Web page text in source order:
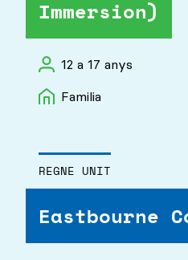
Familia, Residència
Cabanes
Acadèmic
Esports
Young Adults
Música
Zoología
Oci
Immersion)
12 a 17 anys
Familia
REGNE UNIT
Eastbourne